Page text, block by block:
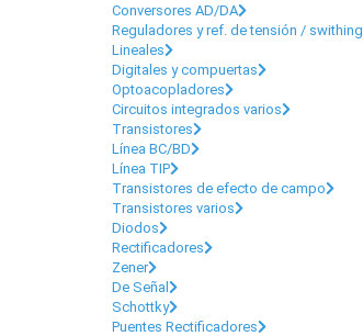
Conversores AD/DA
Reguladores y ref. de tensión / swithing
Lineales
Digitales y compuertas
Optoacopladores
Circuitos integrados varios
Transistores
Línea BC/BD
Línea TIP
Transistores de efecto de campo
Transistores varios
Diodos
Rectificadores
Zener
De Señal
Schottky
Puentes Rectificadores